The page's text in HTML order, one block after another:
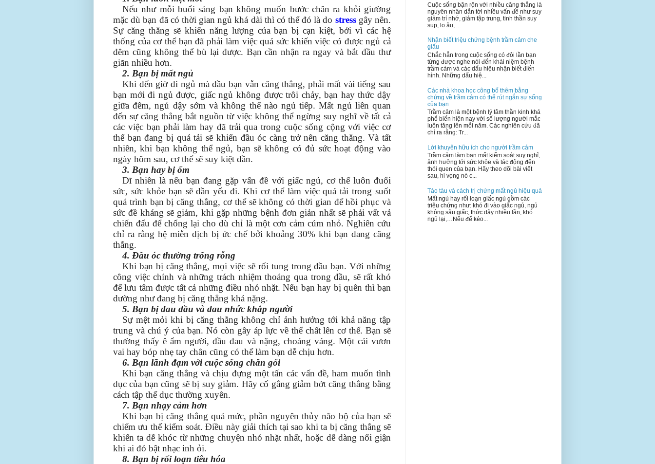
Nếu như mỗi buổi sáng bạn không muốn bước chân ra khỏi giường
mặc dù bạn đã có thời gian ngủ khá dài thì có thể đó là do stress gây nên.
Sự căng thẳng sẽ khiến năng lượng của bạn bị cạn kiệt, bởi vì các hệ
thống của cơ thể bạn đã phải làm việc quá sức khiến việc có được ngủ cả
đêm cũng không thể bù lại được. Bạn cần nhận ra ngay và bắt đầu thư
giãn nhiều hơn.
2. Bạn bị mất ngủ
Khi đến giờ đi ngủ mà đầu bạn vẫn căng thẳng, phải mất vài tiếng sau
bạn mới đi ngủ được, giấc ngủ không được trôi chảy, bạn hay thức dậy
giữa đêm, ngủ dậy sớm và không thể nào ngủ tiếp. Mất ngủ liên quan
đến sự căng thẳng bắt nguồn từ việc không thể ngừng suy nghĩ về tất cả
các việc bạn phải làm hay đã trải qua trong cuộc sống cộng với việc cơ
thể bạn đang bị quá tải sẽ khiến đầu óc càng trở nên căng thẳng. Và tất
nhiên, khi bạn không thể ngủ, bạn sẽ không có đủ sức hoạt động vào
ngày hôm sau, cơ thể sẽ suy kiệt dần.
3. Bạn hay bị ốm
Dĩ nhiên là nếu bạn đang gặp vấn đề với giấc ngủ, cơ thể luôn đuối
sức, sức khỏe bạn sẽ dần yếu đi. Khi cơ thể làm việc quá tải trong suốt
quá trình bạn bị căng thẳng, cơ thể sẽ không có thời gian để hồi phục và
sức đề kháng sẽ giảm, khi gặp những bệnh đơn giản nhất sẽ phải vất vả
chiến đấu để chống lại cho dù chỉ là một cơn cảm cúm nhỏ. Nghiên cứu
chỉ ra rằng hệ miễn dịch bị ức chế bởi khoảng 30% khi bạn đang căng
thẳng.
4. Đầu óc thường trống rỗng
Khi bạn bị căng thẳng, mọi việc sẽ rối tung trong đầu bạn. Với những
công việc chính và những trách nhiệm thoáng qua trong đầu, sẽ rất khó
để lưu tâm được tất cả những điều nhỏ nhặt. Nếu bạn hay bị quên thì bạn
dường như đang bị căng thẳng khá nặng.
5. Bạn bị đau đầu và đau nhức khắp người
Sự mệt mỏi khi bị căng thẳng không chỉ ảnh hưởng tới khả năng tập
trung và chú ý của bạn. Nó còn gây áp lực về thể chất lên cơ thể. Bạn sẽ
thường thấy ê ẩm người, đầu đau và nặng, choáng váng. Một cái vươn
vai hay bóp nhẹ tay chân cũng có thể làm bạn dễ chịu hơn.
6. Bạn lãnh đạm với cuộc sống chăn gối
Khi bạn căng thẳng và chịu đựng một tấn các vấn đề, ham muốn tình
dục của bạn cũng sẽ bị suy giảm. Hãy cố gắng giảm bớt căng thẳng bằng
cách tập thể dục thường xuyên.
7. Bạn nhạy cảm hơn
Khi bạn bị căng thẳng quá mức, phần nguyên thủy não bộ của bạn sẽ
chiếm ưu thế kiểm soát. Điều này giải thích tại sao khi ta bị căng thẳng sẽ
khiến ta dễ khóc từ những chuyện nhỏ nhặt nhất, hoặc dễ dàng nổi giận
khi ai đó bật nhạc inh ỏi.
8. Bạn bị rối loạn tiêu hóa
Cuộc sống bận rộn với nhiều căng thẳng là
nguyên nhân dẫn tới nhiều vấn đề như suy
giảm trí nhớ, giảm tập trung, tinh thần suy
sụp, lo âu, ...
Nhận biết triệu chứng bệnh trầm cảm che
giấu
Chắc hẳn trong cuộc sống có đôi lần bạn
từng được nghe nói đến khái niệm bệnh
trầm cảm và các dấu hiệu nhận biết điển
hình. Những dấu hiệ...
Các nhà khoa học công bố thêm bằng
chứng về trầm cảm có thể rút ngắn sự sống
của bạn
Trầm cảm là một bệnh lý tâm thần kinh khá
phổ biến hiện nay với số lượng người mắc
luôn tăng lên mỗi năm. Các nghiên cứu đã
chỉ ra rằng: Tr...
Lời khuyên hữu ích cho người trầm cảm
Trầm cảm làm bạn mất kiểm soát suy nghĩ,
ảnh hưởng tới sức khỏe và tác động đến
thói quen của bạn. Hãy theo dõi bài viết
sau, hi vọng nó c...
Táo tàu và cách trị chứng mất ngủ hiệu quả
Mất ngủ hay rối loạn giấc ngủ gồm các
triệu chứng như: khó đi vào giấc ngủ, ngủ
không sâu giấc, thức dậy nhiều lần, khó
ngủ lại,…Nếu để kéo...